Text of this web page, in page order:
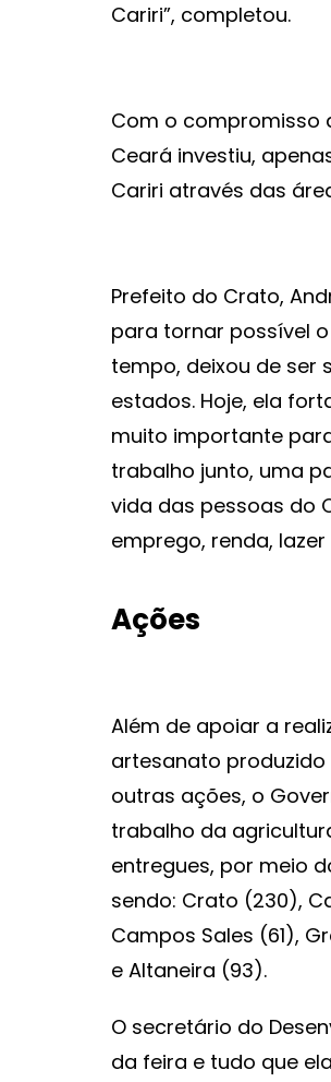
Cariri”, completou.
Com o compromisso
Ceará investiu,
Cariri através das
Prefeito do Crato,
para tornar possível
tempo, deixou de ser
estados. Hoje, ela
muito importante
trabalho junto, uma
vida das pessoas do
emprego, renda,
Ações
Além de apoiar a
artesanato produzido
outras ações, o
trabalho da
entregues, por meio
sendo: Crato (230),
Campos Sales (61),
e Altaneira (93).
O secretário do
da feira e tudo que